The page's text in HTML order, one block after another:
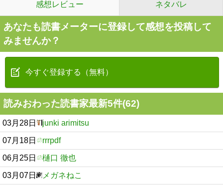
感想レビュー ネタバレ
あなたも読書メーターに登録して感想を投稿して
みませんか？
今すぐ登録する（無料）
読みおわった読書家最新5件(62)
03月28日 junki arimitsu
07月18日 rrrpdf
06月25日 樋口 徹也
03月07日 メガネねこ